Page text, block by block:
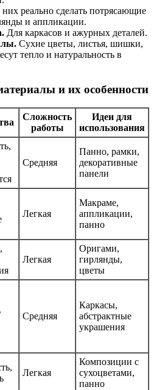
реально сделать потрясающие
и аппликации.
Для каркасов и ажурных деталей.
Сухие цветы, листья, шишки,
тепло и натуральность в
и их особенности
Сложность
работы
Идеи для
использования
Средняя
Панно, рамки,
декоративные
панели
Легкая
Макраме,
аппликации,
панно
Легкая
Оригами,
гирлянды,
цветы
Средняя
Каркасы,
абстрактные
украшения
Легкая
Композиции с
сухоцветами,
панно